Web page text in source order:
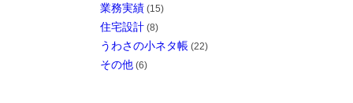
業務実績 (15)
住宅設計 (8)
うわさの小ネタ帳 (22)
その他 (6)